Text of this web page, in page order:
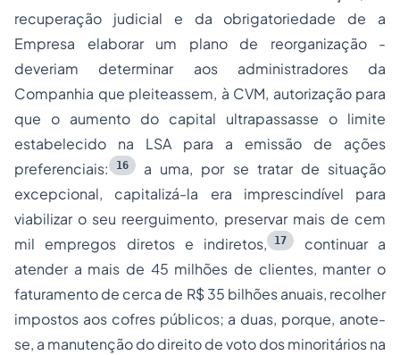
recuperação judicial e da obrigatoriedade de a
Empresa elaborar um plano de reorganização -
deveriam determinar aos administradores da
Companhia que pleiteassem, à CVM, autorização para
que o aumento do capital ultrapassasse o limite
estabelecido na LSA para a emissão de ações
preferenciais:
16
a uma, por se tratar de situação
excepcional, capitalizá-la era imprescindível para
viabilizar o seu reerguimento, preservar mais de cem
mil empregos diretos e indiretos,
17
continuar a
atender a mais de 45 milhões de clientes, manter o
faturamento de cerca de R$ 35 bilhões anuais, recolher
impostos aos cofres públicos; a duas, porque, anote-
se, a manutenção do direito de voto dos minoritários na